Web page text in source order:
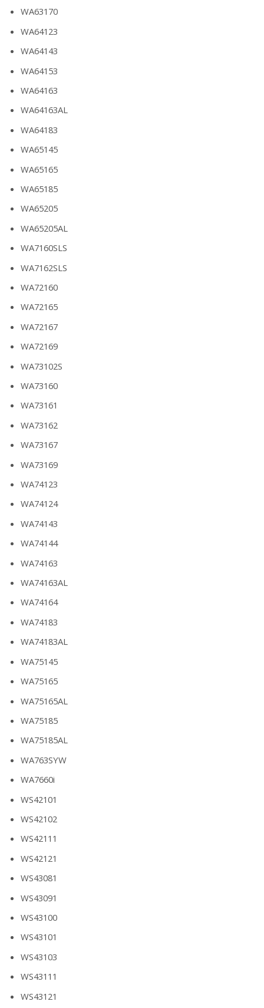
WA63170
WA64123
WA64143
WA64153
WA64163
WA64163AL
WA64183
WA65145
WA65165
WA65185
WA65205
WA65205AL
WA7160SLS
WA7162SLS
WA72160
WA72165
WA72167
WA72169
WA73102S
WA73160
WA73161
WA73162
WA73167
WA73169
WA74123
WA74124
WA74143
WA74144
WA74163
WA74163AL
WA74164
WA74183
WA74183AL
WA75145
WA75165
WA75165AL
WA75185
WA75185AL
WA763SYW
WA7660i
WS42101
WS42102
WS42111
WS42121
WS43081
WS43091
WS43100
WS43101
WS43103
WS43111
WS43121